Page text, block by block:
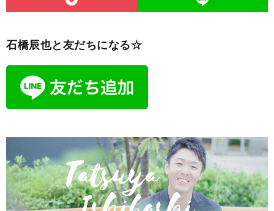
石橋辰也と友だちになる☆